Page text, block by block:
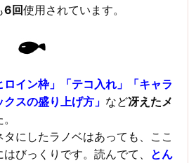
6回使用されています。
ロイン枠」「テコ入れ」「キャラ
スの盛り上げ方」 など冴えたメ
にしたラノベはあっても、ここ
びっくりです。読んでて、 とん